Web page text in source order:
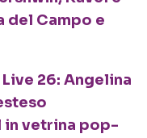
del Campo e
26: Angelina
vetrina pop-